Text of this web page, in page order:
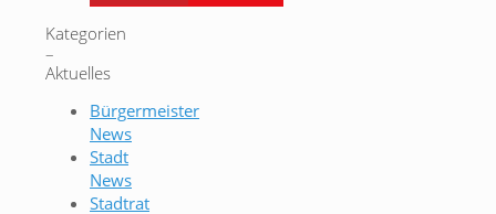
Kategorien
–
Aktuelles
Bürgermeister
News
Stadt
News
Stadtrat